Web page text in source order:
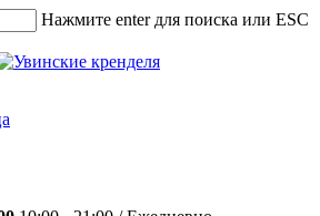
Нажмите enter для поиска или ESC